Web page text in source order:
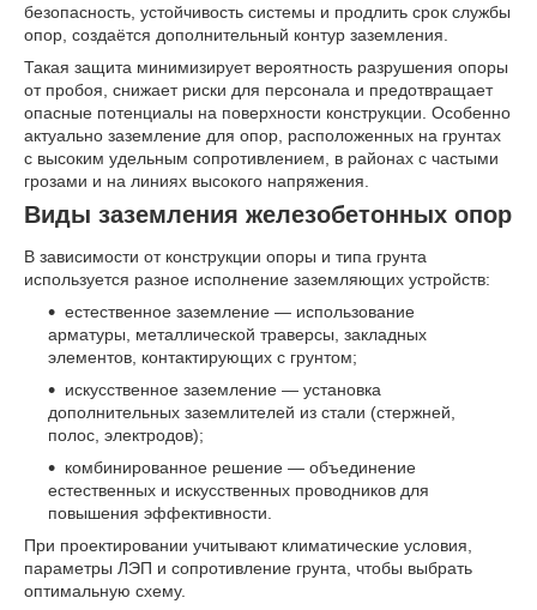
безопасность, устойчивость системы и продлить срок службы
опор, создаётся дополнительный контур заземления.
Такая защита минимизирует вероятность разрушения опоры
от пробоя, снижает риски для персонала и предотвращает
опасные потенциалы на поверхности конструкции. Особенно
актуально заземление для опор, расположенных на грунтах
с высоким удельным сопротивлением, в районах с частыми
грозами и на линиях высокого напряжения.
Виды заземления железобетонных опор
В зависимости от конструкции опоры и типа грунта
используется разное исполнение заземляющих устройств:
естественное заземление — использование
арматуры, металлической траверсы, закладных
элементов, контактирующих с грунтом;
искусственное заземление — установка
дополнительных заземлителей из стали (стержней,
полос, электродов);
комбинированное решение — объединение
естественных и искусственных проводников для
повышения эффективности.
При проектировании учитывают климатические условия,
параметры ЛЭП и сопротивление грунта, чтобы выбрать
оптимальную схему.